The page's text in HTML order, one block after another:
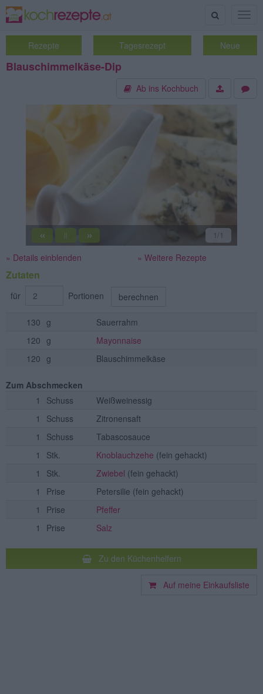
Suche
Rezepte Tagesrezept Neue
Blauschimmelkäse-Dip
Ab ins Kochbuch
« || » 1 /1
» Details einblenden » Weitere Rezepte
Zutaten
für Portionen berechnen
130 g
Sauerrahm
120 g
Mayonnaise
120 g Blauschimmelkäse
Zum Abschmecken
1
Schuss
Weißweinessig
1
Schuss
Zitronensaft
1
Schuss
Tabascosauce
1
Stk. Knoblauchzehe (fein gehackt)
1
Stk. Zwiebel (fein gehackt)
1
Prise Petersilie (fein gehackt)
1
Prise
Pfeffer
1
Prise Salz
Zu den Küchenhelfern
Auf meine Einkaufsliste